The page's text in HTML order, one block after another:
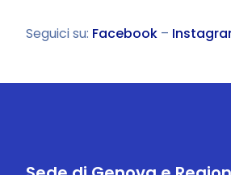
Seguici su: Facebook –